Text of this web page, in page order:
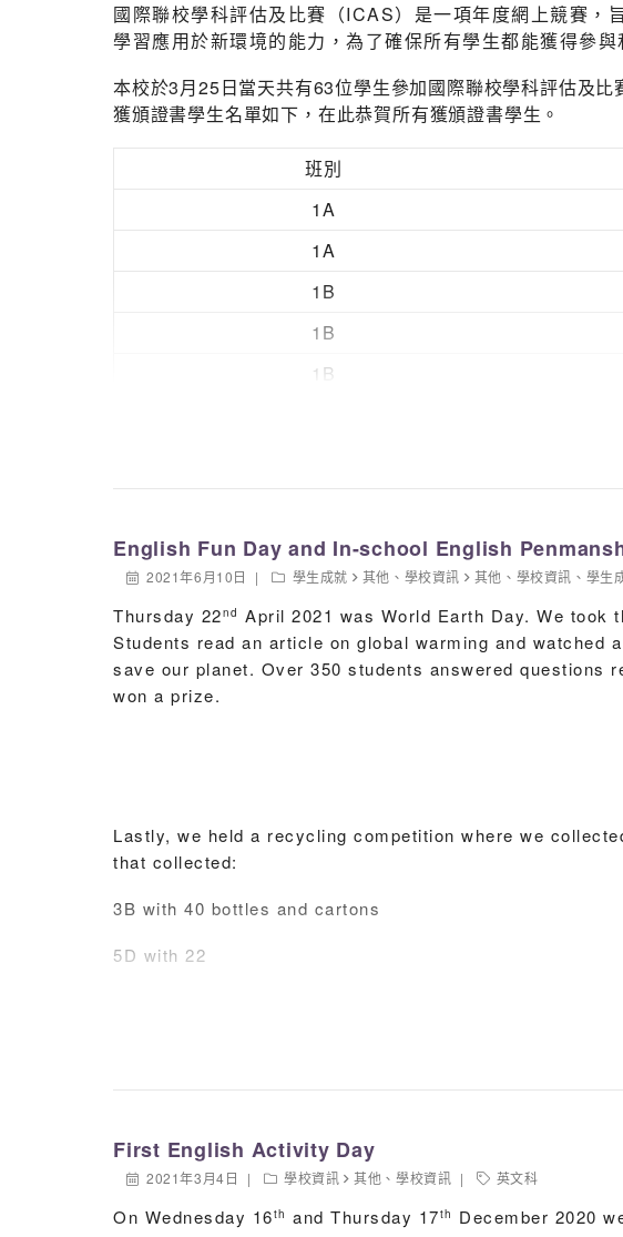
國際聯校學科評估及比賽（ICAS）是一項年度網上競賽，
學習應用於新環境的能力，為了確保所有學生都能獲得參與
本校於3月25日當天共有63位學生參加國際聯校學科評估及
獲頒證書學生名單如下，在此恭賀所有獲頒證書學生。
班別
1A
1A
1B
1B
1B
2B
2B
2B
3A
3B
4A
5A
English Fun Day and In-school English
2021年6月10日 學生成就 其他 、 學校資訊 其他 、 學校資訊 、 學生
Thursday 22nd April 2021 was World Earth Day. We took
Students read an article on global warming and
save our planet. Over 350 students answered questions
won a prize.
Lastly, we held a recycling competition where we
that collected:
3B with 40 bottles and cartons
5D with 22
Many thanks to all students who took part to help
First English Activity Day
2021年3月4日 學校資訊 其他 、 學校資訊 英文科
On Wednesday 16th and Thursday 17th
December 2020